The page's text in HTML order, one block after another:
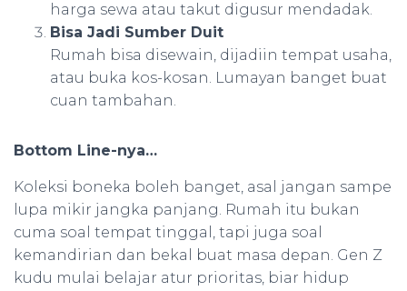
harga sewa atau takut digusur mendadak.
Bisa Jadi Sumber Duit
Rumah bisa disewain, dijadiin tempat usaha,
atau buka kos-kosan. Lumayan banget buat
cuan tambahan.
Bottom Line-nya…
Koleksi boneka boleh banget, asal jangan sampe
lupa mikir jangka panjang. Rumah itu bukan
cuma soal tempat tinggal, tapi juga soal
kemandirian dan bekal buat masa depan. Gen Z
kudu mulai belajar atur prioritas, biar hidup